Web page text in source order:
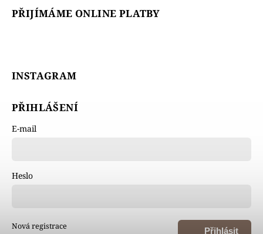
PŘIJÍMÁME ONLINE PLATBY
INSTAGRAM
PŘIHLÁŠENÍ
E-mail
Heslo
Přihlásit
Nová registrace